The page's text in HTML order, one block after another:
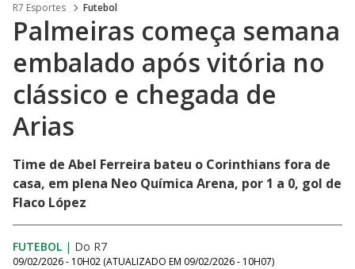
R7 Esportes Futebol
Palmeiras começa semana
embalado após vitória no
clássico e chegada de
Arias
Time de Abel Ferreira bateu o Corinthians fora de
casa, em plena Neo Química Arena, por 1 a 0, gol de
Flaco López
FUTEBOL | Do R7
09/02/2026 - 10H02 (ATUALIZADO EM 09/02/2026 - 10H07)